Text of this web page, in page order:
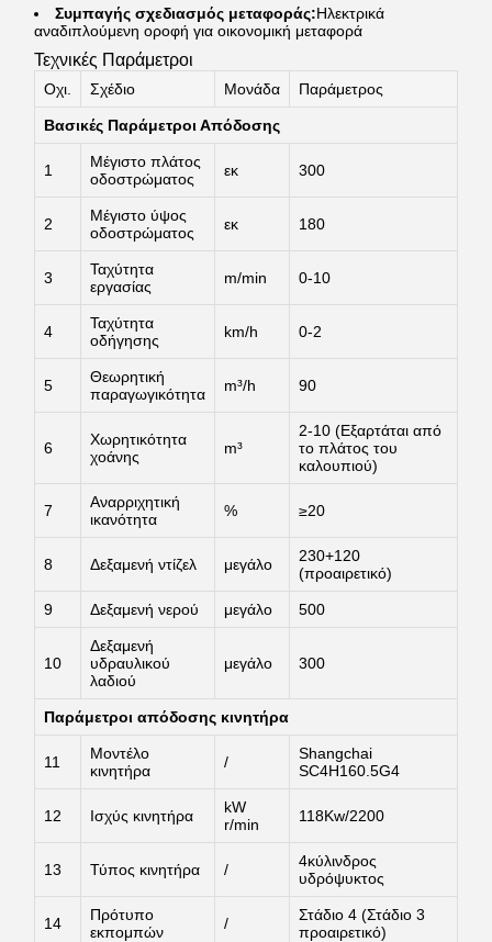
Συμπαγής σχεδιασμός μεταφοράς:Ηλεκτρικά
αναδιπλούμενη οροφή για οικονομική μεταφορά
Τεχνικές Παράμετροι
Οχι. Σχέδιο Μονάδα Παράμετρος
Βασικές Παράμετροι Απόδοσης
1
Μέγιστο πλάτος
οδοστρώματος
εκ 300
2
Μέγιστο ύψος
οδοστρώματος
εκ 180
3
Ταχύτητα
εργασίας
m/min 0-10
4
Ταχύτητα
οδήγησης
km/h 0-2
5
Θεωρητική
παραγωγικότητα
m³/h 90
6
Χωρητικότητα
χοάνης
m³
2-10 (Εξαρτάται από
το πλάτος του
καλουπιού)
7
Αναρριχητική
ικανότητα
% ≥20
8 Δεξαμενή ντίζελ μεγάλο
230+120
(προαιρετικό)
9 Δεξαμενή νερού μεγάλο 500
10
Δεξαμενή
υδραυλικού
λαδιού
μεγάλο 300
Παράμετροι απόδοσης κινητήρα
11
Μοντέλο
κινητήρα
/
Shangchai
SC4H160.5G4
12 Ισχύς κινητήρα
kW
r/min
118Kw/2200
13 Τύπος κινητήρα /
4κύλινδρος
υδρόψυκτος
14
Πρότυπο
εκπομπών
/
Στάδιο 4 (Στάδιο 3
προαιρετικό)